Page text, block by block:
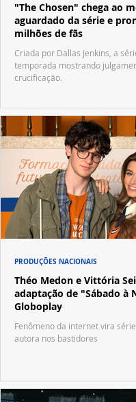
"The Chosen" chega ao
aguardado da série e
milhões de fãs
Criada por Dallas Jenkins, a
temporada mostrando
crucificação.
Théo Medon e Vittória
adaptação de "Sábado à
Globoplay
Fenômeno da internet vira
autora nos bastidores
PRODUÇÕES NACIONAIS